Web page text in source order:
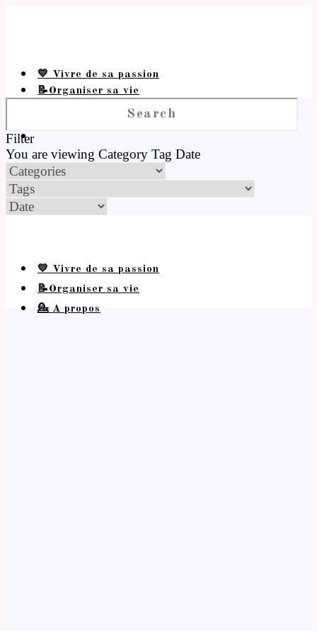
💛 Vivre de sa passion
📝Organiser sa vie
Filter
You are viewing Category Tag Date
💛 Vivre de sa passion
📝Organiser sa vie
💁 A propos